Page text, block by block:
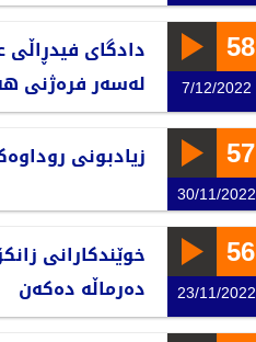
58
7/12/2022
دادگای
لەسەر فرەژنی
57
30/11/2022
زیادبونی
56
23/11/2022
خوێندکارانی
دەرماڵە دەکەن